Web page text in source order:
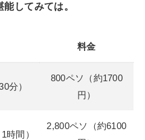
してみては。
料金
分）
800ペソ（約1700
円）
時間）
2,800ペソ（約6100